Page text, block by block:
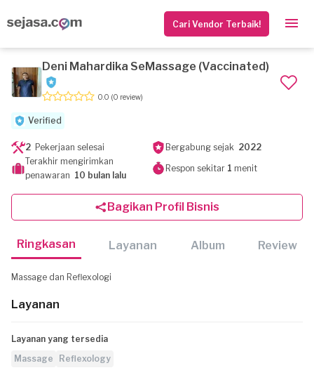
Cari Vendor Terbaik!
Deni Mahardika SeMassage (Vaccinated)
0.0 (0 review)
Verified
2 Pekerjaan selesai Bergabung sejak 2022
Terakhir mengirimkan
penawaran 10 bulan lalu
Respon sekitar 1 menit
Bagikan Profil Bisnis
Ringkasan Layanan Album Review
Massage dan Reflexologi
Layanan
Layanan yang tersedia
Massage
Reflexology